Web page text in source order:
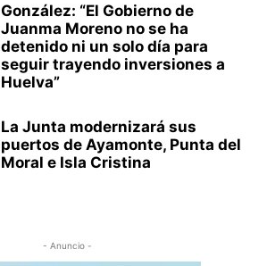
González: “El Gobierno de
Juanma Moreno no se ha
detenido ni un solo día para
seguir trayendo inversiones a
Huelva”
La Junta modernizará sus
puertos de Ayamonte, Punta del
Moral e Isla Cristina
- Anuncio -